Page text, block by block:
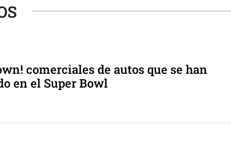
comerciales de autos que se han
en el Super Bowl